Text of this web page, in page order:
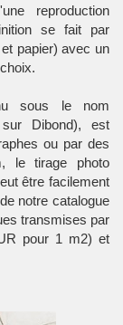
reproduction
se fait par
papier) avec un
sous le nom
sur Dibond), est
ou par des
le tirage photo
être facilement
notre catalogue
transmises par
pour 1 m2) et